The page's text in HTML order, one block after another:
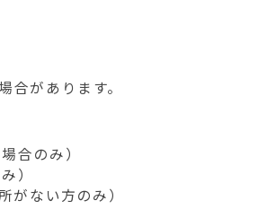
があります。
合のみ）
）
ない方のみ）